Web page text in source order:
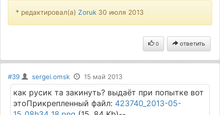
* редактировал(а)Zoruk 30 июля 2013
0 ответить
#39 sergei.omsk 15 май 2013
как русик та закинуть? выдаёт при попытке вот
этоПрикрепленный файл: 423740_2013-05-